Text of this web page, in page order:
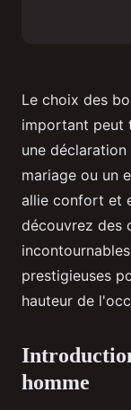
Le choix des
important peut
une
mariage ou un
allie confort et
découvrez des
prestigieuses
hauteur de
homme